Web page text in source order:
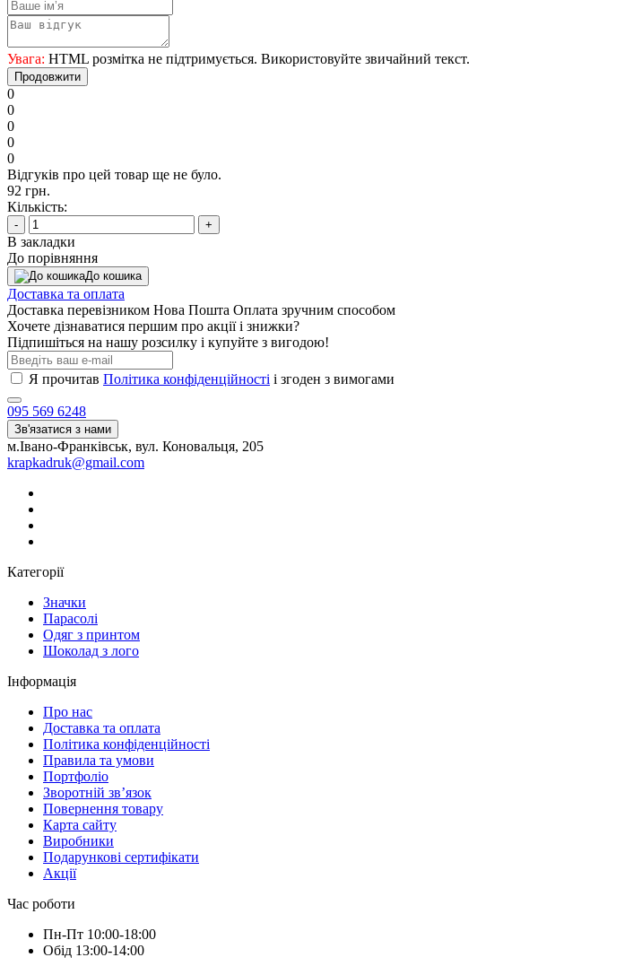
Увага: HTML розмітка не підтримується. Використовуйте звичайний текст.
Продовжити
0
0
0
0
0
Відгуків про цей товар ще не було.
92 грн.
Кількість:
- +
В закладки
До порівняння
До кошика
Доставка та оплата
Доставка перевізником Нова Пошта Оплата зручним способом
Хочете дізнаватися першим про акції і знижки?
Підпишіться на нашу розсилку і купуйте з вигодою!
Я прочитав Політика конфіденційності і згоден з вимогами
095 569 6248
Зв'язатися з нами
м.Івано-Франківськ, вул. Коновальця, 205
krapkadruk@gmail.com
Категорії
Значки
Парасолі
Одяг з принтом
Шоколад з лого
Інформація
Про нас
Доставка та оплата
Політика конфіденційності
Правила та умови
Портфоліо
Зворотній зв’язок
Повернення товару
Карта сайту
Виробники
Подарункові сертифікати
Акції
Час роботи
Пн-Пт 10:00-18:00
Обід 13:00-14:00